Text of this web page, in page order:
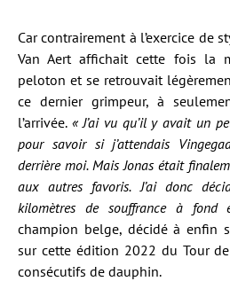
Car contrairement à l’exercice de
Van Aert affichait cette fois la
peloton et se retrouvait
ce dernier grimpeur, à
l’arrivée. « J’ai vu qu’il y avait un
pour savoir si j’attendais
derrière moi. Mais Jonas était
aux autres favoris. J’ai donc
kilomètres de souffrance à fond
champion belge, décidé à enfin
sur cette édition 2022 du Tour
consécutifs de dauphin.